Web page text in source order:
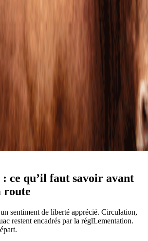
ce qu’il faut savoir avant
route
sentiment de liberté apprécié. Circulation,
restent encadrés par la réglLementation.